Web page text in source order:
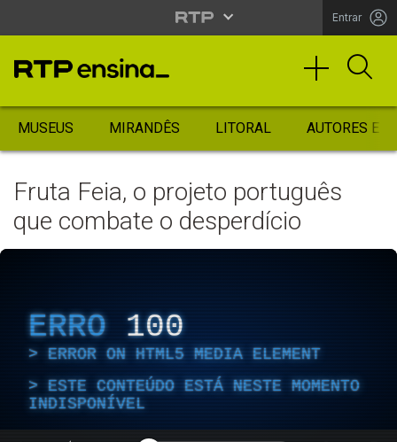
Entrar
MUSEUS MIRANDÊS LITORAL AUTORES
Fruta Feia, o projeto português
que combate o desperdício
ERRO 100
ERROR ON HTML5 MEDIA ELEMENT
ESTE CONTEÚDO ESTÁ NESTE MOMENTO
INDISPONÍVEL